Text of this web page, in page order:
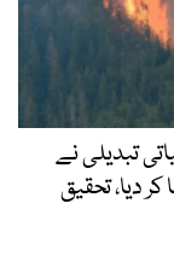
تبدیلی نے
دیا، تحقیق